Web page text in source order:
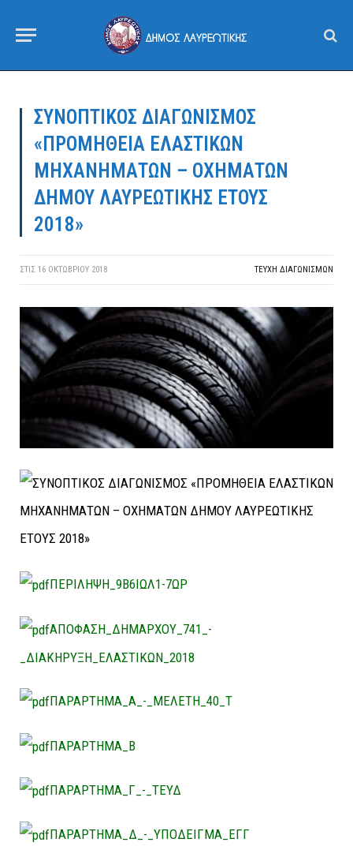
ΣΥΝΟΠΤΙΚΟΣ ΔΙΑΓΩΝΙΣΜΟΣ
«ΠΡΟΜΗΘΕΙΑ ΕΛΑΣΤΙΚΩΝ
ΜΗΧΑΝΗΜΑΤΩΝ – ΟΧΗΜΑΤΩΝ
ΔΗΜΟΥ ΛΑΥΡΕΩΤΙΚΗΣ ΕΤΟΥΣ
2018»
ΣΤΙΣ 16 ΟΚΤΩΒΡΊΟΥ 2018 ΤΕΎΧΗ ΔΙΑΓΩΝΙΣΜΏΝ
ΠΕΡΙΛΗΨΗ_9Β6ΙΩΛ1-7ΩΡ
ΑΠΟΦΑΣΗ_ΔΗΜΑΡΧΟΥ_741_-
_ΔΙΑΚΗΡΥΞΗ_ΕΛΑΣΤΙΚΩΝ_2018
ΠΑΡΑΡΤΗΜΑ_Α_-_ΜΕΛΕΤΗ_40_Τ
ΠΑΡΑΡΤΗΜΑ_Β
ΠΑΡΑΡΤΗΜΑ_Γ_-_ΤΕΥΔ
ΠΑΡΑΡΤΗΜΑ_Δ_-_ΥΠΟΔΕΙΓΜΑ_ΕΓΓ